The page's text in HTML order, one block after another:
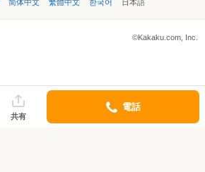
简体中文 繁體中文 한국어 日本語
©Kakaku.com, Inc.
共有
電話